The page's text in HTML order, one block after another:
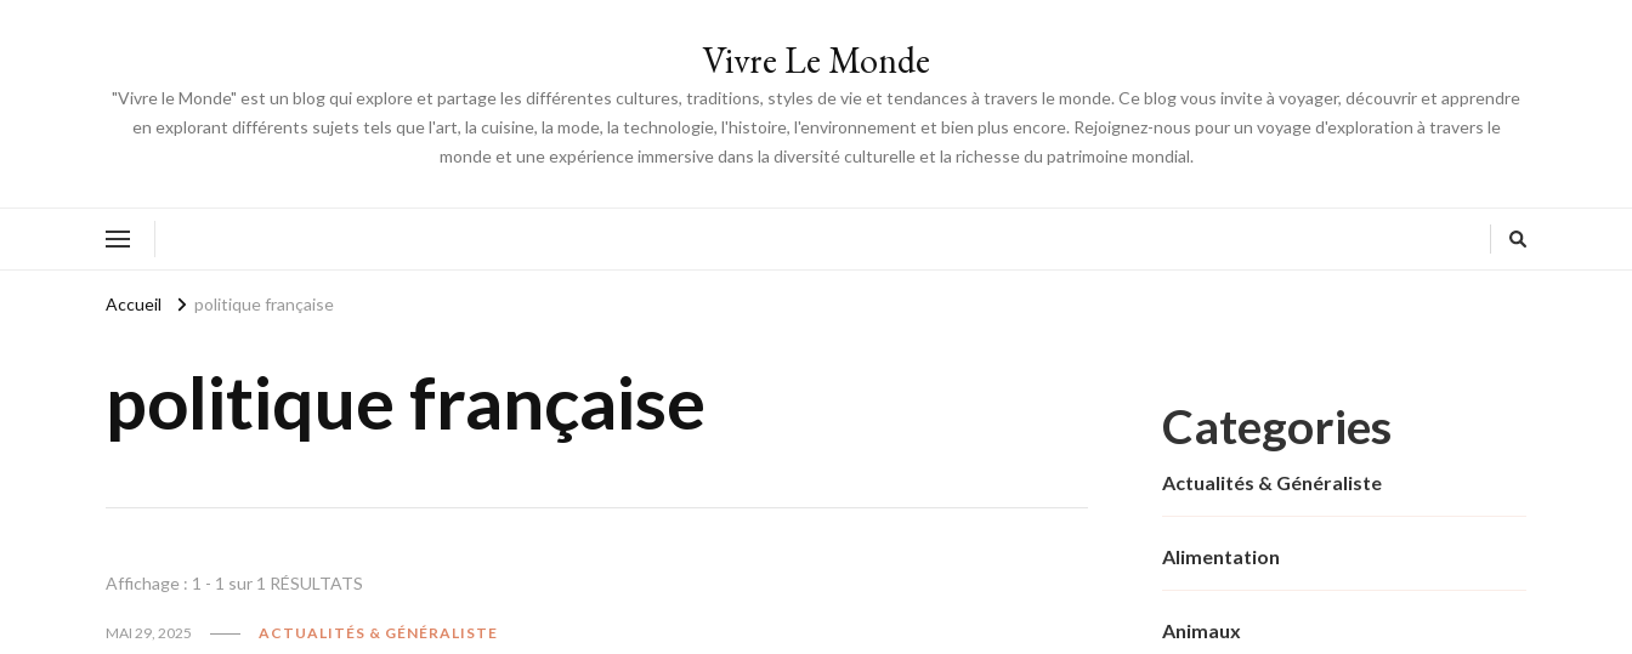
Vivre Le Monde
"Vivre le Monde" est un blog qui explore et partage les différentes cultures, traditions, styles de vie et tendances à travers le monde. Ce blog vous invite à voyager, découvrir et apprendre
en explorant différents sujets tels que l'art, la cuisine, la mode, la technologie, l'histoire, l'environnement et bien plus encore. Rejoignez-nous pour un voyage d'exploration à travers le
monde et une expérience immersive dans la diversité culturelle et la richesse du patrimoine mondial.
Accueil politique française
politique française
Affichage : 1 - 1 sur 1 RÉSULTATS
MAI 29, 2025 ACTUALITÉS & GÉNÉRALISTE
Categories
Actualités & Généraliste
Alimentation
Animaux